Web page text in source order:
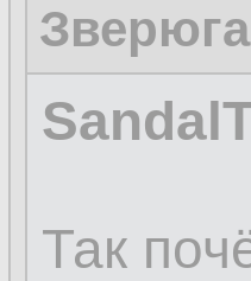
Зверюга
Так